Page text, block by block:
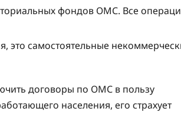
фондов ОМС. Все
это самостоятельные
договоры по ОМС в пользу
населения, его страхует